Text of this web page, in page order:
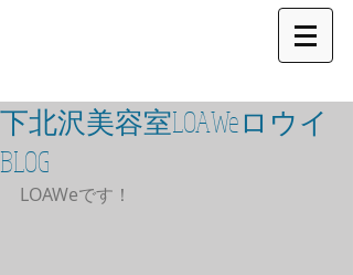
下北沢美容室LOAWeロウイ
BLOG
LOAWeです！